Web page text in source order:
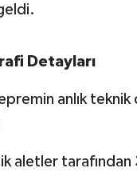
Detayları
anlık teknik
aletler tarafından